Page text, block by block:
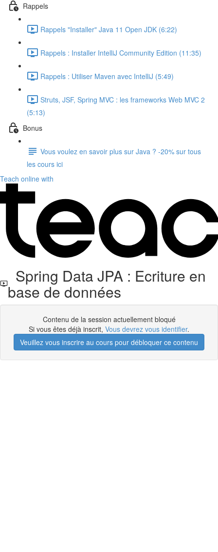
Rappels
Rappels "Installer" Java 11 Open JDK (6:22)
Rappels : Installer IntelliJ Community Edition (11:35)
Rappels : Utiliser Maven avec IntelliJ (5:49)
Struts, JSF, Spring MVC : les frameworks Web MVC 2
(5:13)
Bonus
Vous voulez en savoir plus sur Java ? -20% sur tous
les cours ici
Teach online with
Spring Data JPA : Ecriture en
base de données
Contenu de la session actuellement bloqué
Si vous êtes déjà inscrit, Vous devrez vous identifier.
Veuillez vous inscrire au cours pour débloquer ce contenu